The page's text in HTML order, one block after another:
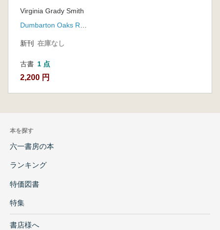
ーフ彫刻: 形、
内容、デザイ
メソアメリカ
学における役
割)
Design, and Role in
Mesoamerican Art
Archaeology( イザパ
形、内容、デザイン
のルール、メソアメ
における役割)
Virginia Grady Smith
Dumbarton Oaks Research Library and Collection
新刊 在庫なし
古書 1 点
2,200 円
本を探す
六一書房の本
ランキング
特価図書
特集
書店様へ